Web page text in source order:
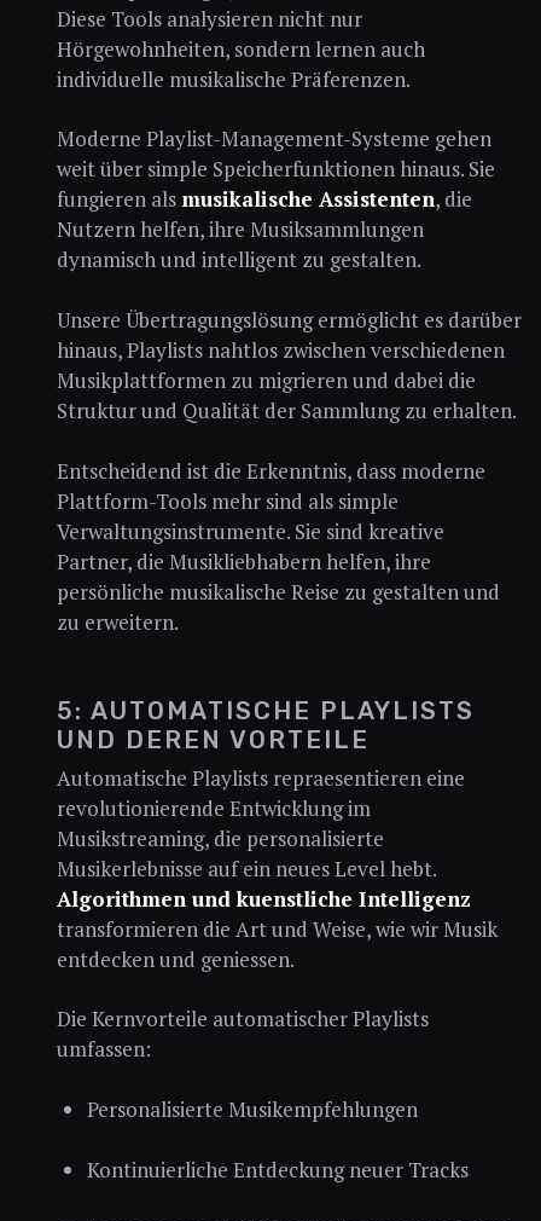
Diese Tools analysieren nicht nur
Hörgewohnheiten, sondern lernen auch
individuelle musikalische Präferenzen.
Moderne Playlist-Management-Systeme gehen
weit über simple Speicherfunktionen hinaus. Sie
fungieren als musikalische Assistenten, die
Nutzern helfen, ihre Musiksammlungen
dynamisch und intelligent zu gestalten.
Unsere Übertragungslösung ermöglicht es darüber
hinaus, Playlists nahtlos zwischen verschiedenen
Musikplattformen zu migrieren und dabei die
Struktur und Qualität der Sammlung zu erhalten.
Entscheidend ist die Erkenntnis, dass moderne
Plattform-Tools mehr sind als simple
Verwaltungsinstrumente. Sie sind kreative
Partner, die Musikliebhabern helfen, ihre
persönliche musikalische Reise zu gestalten und
zu erweitern.
5: AUTOMATISCHE PLAYLISTS
UND DEREN VORTEILE
Automatische Playlists repraesentieren eine
revolutionierende Entwicklung im
Musikstreaming, die personalisierte
Musikerlebnisse auf ein neues Level hebt.
Algorithmen und kuenstliche Intelligenz
transformieren die Art und Weise, wie wir Musik
entdecken und geniessen.
Die Kernvorteile automatischer Playlists
umfassen:
Personalisierte Musikempfehlungen
Kontinuierliche Entdeckung neuer Tracks